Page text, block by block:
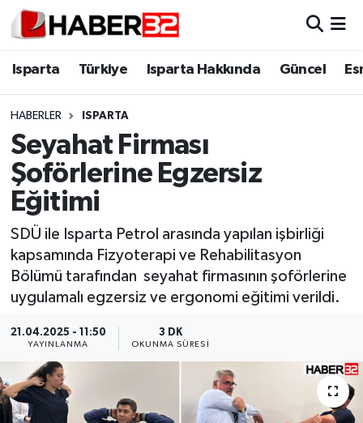
Isparta Türkiye Isparta Hakkında Güncel
HABERLER ISPARTA
Seyahat Firması
Şoförlerine Egzersiz
Eğitimi
SDÜ ile Isparta Petrol arasında yapılan işbirliği
kapsamında Fizyoterapi ve Rehabilitasyon
Bölümü tarafından seyahat firmasının şoförlerine
uygulamalı egzersiz ve ergonomi eğitimi verildi.
21.04.2025 - 11:50
YAYINLANMA
3 DK
OKUNMA SÜRESI
Isparta
Esnaf Diyor ki;
ASAYİŞ
BİLİM VE TEKNOLOJİ
EĞİTİM
Güncel
HABERDE İNSAN
Isparta Nöbetçi Eczaneler
Isparta Trafik Yoğunluk Haritası
Süper Lig Puan Durumu ve Fikstür
Tüm Manşetler
Son Dakika Haberleri
Haber Arşivi